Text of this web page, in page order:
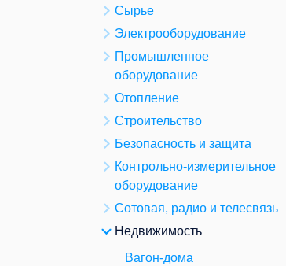
Сырье
Электрооборудование
Промышленное
оборудование
Отопление
Строительство
Безопасность и защита
Контрольно-измерительное
оборудование
Сотовая, радио и телесвязь
Недвижимость
Вагон-дома